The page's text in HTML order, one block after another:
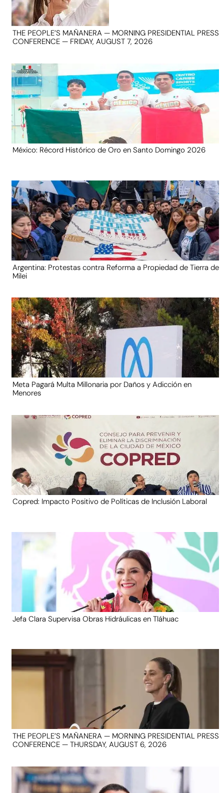
THE PEOPLE’S MAÑANERA — MORNING PRESIDENTIAL PRESS
CONFERENCE — FRIDAY, AUGUST 7, 2026
México: Récord Histórico de Oro en Santo Domingo 2026
Argentina: Protestas contra Reforma a Propiedad de Tierra de
Milei
Meta Pagará Multa Millonaria por Daños y Adicción en
Menores
Copred: Impacto Positivo de Políticas de Inclusión Laboral
Jefa Clara Supervisa Obras Hidráulicas en Tláhuac
THE PEOPLE’S MAÑANERA — MORNING PRESIDENTIAL PRESS
CONFERENCE — THURSDAY, AUGUST 6, 2026